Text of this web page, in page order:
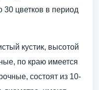
30 цветков в период
кустик, высотой
по краю имеется
состоят из 10-